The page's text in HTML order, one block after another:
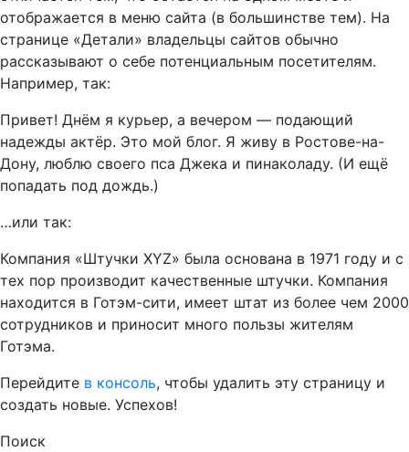
отображается в меню сайта (в большинстве тем). На
странице «Детали» владельцы сайтов обычно
рассказывают о себе потенциальным посетителям.
Например, так:
Привет! Днём я курьер, а вечером — подающий
надежды актёр. Это мой блог. Я живу в Ростове-на-
Дону, люблю своего пса Джека и пинаколаду. (И ещё
попадать под дождь.)
…или так:
Компания «Штучки XYZ» была основана в 1971 году и с
тех пор производит качественные штучки. Компания
находится в Готэм-сити, имеет штат из более чем 2000
сотрудников и приносит много пользы жителям
Готэма.
Перейдите в консоль, чтобы удалить эту страницу и
создать новые. Успехов!
Поиск